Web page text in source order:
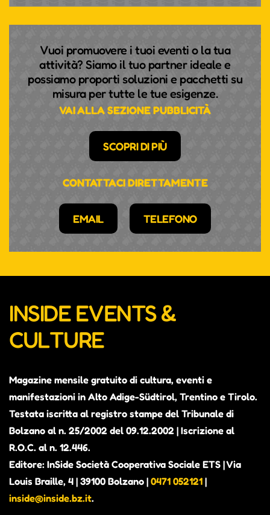
Vuoi promuovere i tuoi eventi o la tua
attività? Siamo il tuo partner ideale e
possiamo proporti soluzioni e pacchetti su
misura per tutte le tue esigenze.
VAI ALLA SEZIONE PUBBLICITÀ
SCOPRI DI PIÙ
CONTATTACI DIRETTAMENTE
EMAIL TELEFONO
INSIDE EVENTS &
CULTURE
Magazine mensile gratuito di cultura, eventi e
manifestazioni in Alto Adige-Südtirol, Trentino e Tirolo.
Testata iscritta al registro stampe del Tribunale di
Bolzano al n. 25/2002 del 09.12.2002 | Iscrizione al
R.O.C. al n. 12.446.
Editore: InSide Società Cooperativa Sociale ETS | Via
Louis Braille, 4 | 39100 Bolzano | 0471 052121 |
inside@inside.bz.it.